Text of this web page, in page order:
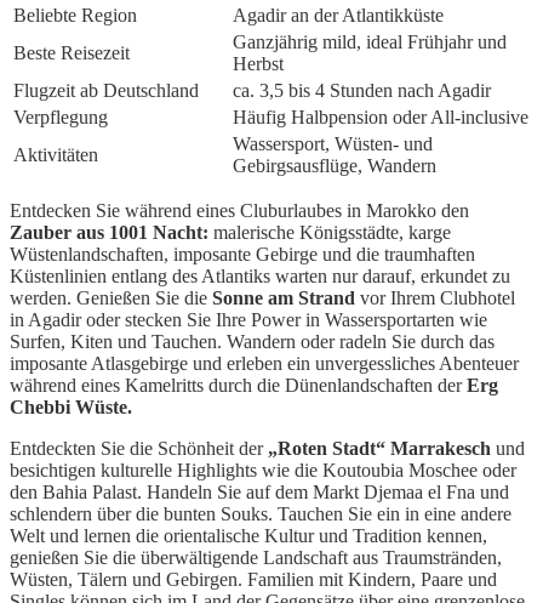
Beliebte Region
Agadir an der Atlantikküste
Beste Reisezeit
Ganzjährig mild, ideal Frühjahr und
Herbst
Flugzeit ab Deutschland
ca. 3,5 bis 4 Stunden nach Agadir
Verpflegung
Häufig Halbpension oder All-inclusive
Aktivitäten
Wassersport, Wüsten- und
Gebirgsausflüge, Wandern
Entdecken Sie während eines Cluburlaubes in Marokko den
Zauber aus 1001 Nacht: malerische Königsstädte, karge
Wüstenlandschaften, imposante Gebirge und die traumhaften
Küstenlinien entlang des Atlantiks warten nur darauf, erkundet zu
werden. Genießen Sie die Sonne am Strand vor Ihrem Clubhotel
in Agadir oder stecken Sie Ihre Power in Wassersportarten wie
Surfen, Kiten und Tauchen. Wandern oder radeln Sie durch das
imposante Atlasgebirge und erleben ein unvergessliches Abenteuer
während eines Kamelritts durch die Dünenlandschaften derErg
Chebbi Wüste.
Entdeckten Sie die Schönheit der „Roten Stadt“ Marrakesch und
besichtigen kulturelle Highlights wie die Koutoubia Moschee oder
den Bahia Palast. Handeln Sie auf dem Markt Djemaa el Fna und
schlendern über die bunten Souks. Tauchen Sie ein in eine andere
Welt und lernen die orientalische Kultur und Tradition kennen,
genießen Sie die überwältigende Landschaft aus Traumstränden,
Wüsten, Tälern und Gebirgen. Familien mit Kindern, Paare und